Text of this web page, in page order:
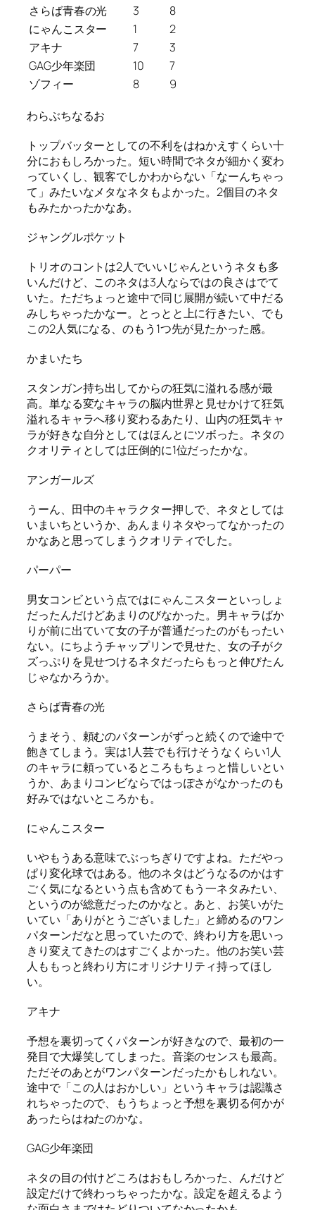
さらば青春の光
3
8
にゃんこスター
1
2
アキナ
7
3
GAG少年楽団
10
7
ゾフィー
8 9
わらぶちなるお
トップバッターとしての不利をはねかえすくらい十
分におもしろかった。短い時間でネタが細かく変わ
っていくし、観客でしかわからない「なーんちゃっ
て」みたいなメタなネタもよかった。2個目のネタ
もみたかったかなあ。
ジャングルポケット
トリオのコントは2人でいいじゃんというネタも多
いんだけど、このネタは3人ならではの良さはでて
いた。ただちょっと途中で同じ展開が続いて中だる
みしちゃったかなー。とっとと上に行きたい、でも
この2人気になる、のもう1つ先が見たかった感。
かまいたち
スタンガン持ち出してからの狂気に溢れる感が最
高。単なる変なキャラの脳内世界と見せかけて狂気
溢れるキャラへ移り変わるあたり、山内の狂気キャ
ラが好きな自分としてはほんとにツボった。ネタの
クオリティとしては圧倒的に1位だったかな。
アンガールズ
うーん、田中のキャラクター押しで、ネタとしては
いまいちというか、あんまりネタやってなかったの
かなあと思ってしまうクオリティでした。
パーパー
男女コンビという点ではにゃんこスターといっしょ
だったんだけどあまりのびなかった。男キャラばか
りが前に出ていて女の子が普通だったのがもったい
ない。にちようチャップリンで見せた、女の子がク
ズっぷりを見せつけるネタだったらもっと伸びたん
じゃなかろうか。
さらば青春の光
うまそう、頼むのパターンがずっと続くので途中で
飽きてしまう。実は1人芸でも行けそうなくらい1人
のキャラに頼っているところもちょっと惜しいとい
うか、あまりコンビならではっぽさがなかったのも
好みではないところかも。
にゃんこスター
いやもうある意味でぶっちぎりですよね。ただやっ
ぱり変化球ではある。他のネタはどうなるのかはす
ごく気になるという点も含めてもう一ネタみたい、
というのが総意だったのかなと。あと、お笑いがた
いてい「ありがとうございました」と締めるのワン
パターンだなと思っていたので、終わり方を思いっ
きり変えてきたのはすごくよかった。他のお笑い芸
人ももっと終わり方にオリジナリティ持ってほし
い。
アキナ
予想を裏切ってくパターンが好きなので、最初の一
発目で大爆笑してしまった。音楽のセンスも最高。
ただそのあとがワンパターンだったかもしれない。
途中で「この人はおかしい」というキャラは認識さ
れちゃったので、もうちょっと予想を裏切る何かが
あったらはねたのかな。
GAG少年楽団
ネタの目の付けどころはおもしろかった、んだけど
設定だけで終わっちゃったかな。設定を超えるよう